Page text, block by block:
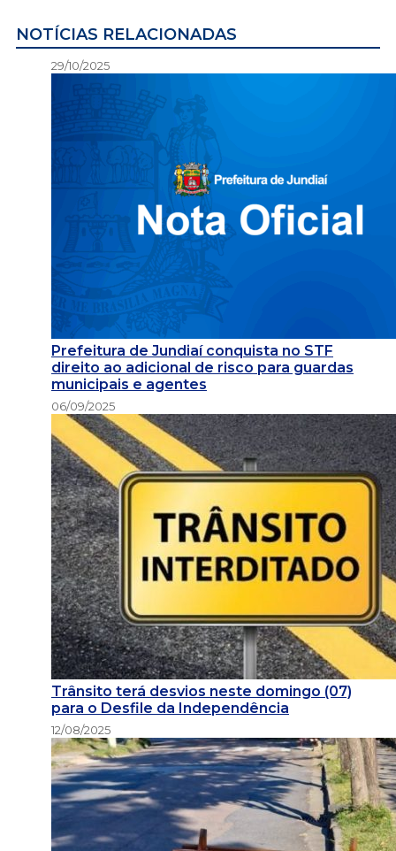
NOTÍCIAS RELACIONADAS
29/10/2025
Prefeitura de Jundiaí conquista no STF
direito ao adicional de risco para guardas
municipais e agentes
06/09/2025
Trânsito terá desvios neste domingo (07)
para o Desfile da Independência
12/08/2025